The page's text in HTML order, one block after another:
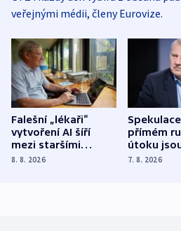
veřejnými médii, členy Eurovize.
Falešní „lékaři“
vytvoření AI šíří
mezi staršími
Poláky nebezpečné
8. 8. 2026
přímém
útoku
míní
7. 8. 2026